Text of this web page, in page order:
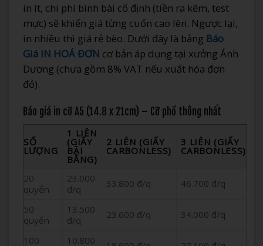
in ít, chi phí bình bài cố định (tiền ra kẽm, test
mực) sẽ khiến giá từng cuốn cao lên. Ngược lại,
in nhiều thì giá rẻ bèo. Dưới đây là bảng Báo
Giá IN HOÁ ĐƠN cơ bản áp dụng tại xưởng Ánh
Dương (chưa gồm 8% VAT nếu xuất hóa đơn
đỏ).
Báo giá in cỡ A5 (14.8 x 21cm) – Cỡ phổ thông nhất
SỐ
LƯỢNG
1 LIÊN
(GIẤY
BÃI
BẰNG)
2 LIÊN (GIẤY
CARBONLESS)
3 LIÊN (GIẤY
CARBONLESS)
20
quyển
23.000
đ/q
33.800 đ/q 46.700 đ/q
50
quyển
13.500
đ/q
23.600 đ/q 34.000 đ/q
100
10.800